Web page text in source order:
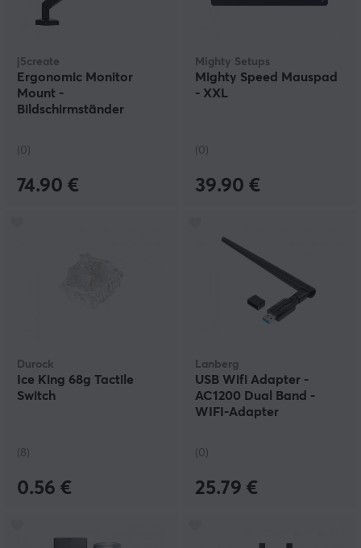
j5create
Ergonomic Monitor
Mount -
Bildschirmständer
(0)
74.90 €
Mighty Setups
Mighty Speed Mauspad
- XXL
(0)
39.90 €
Durock
Ice King 68g Tactile
Switch
(8)
0.56 €
Lanberg
USB Wifi Adapter -
AC1200 Dual Band -
WIFI-Adapter
(0)
25.79 €